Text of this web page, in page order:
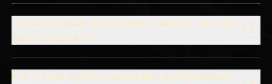
L'épilation laser fonctionne-t-elle sur tous les
types de peaux ?
Y a-t-il des contre-indications au traitement